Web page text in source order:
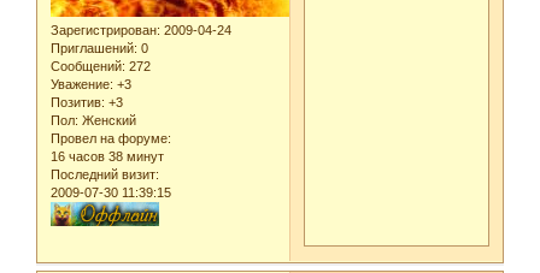
Зарегистрирован: 2009-04-24
Приглашений: 0
Сообщений: 272
Уважение: +3
Позитив: +3
Пол: Женский
Провел на форуме:
16 часов 38 минут
Последний визит:
2009-07-30 11:39:15